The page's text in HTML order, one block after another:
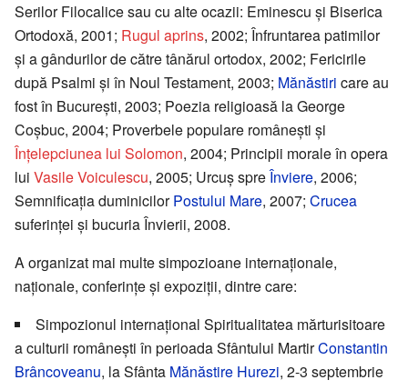
Serilor Filocalice sau cu alte ocazii: Eminescu și Biserica
Ortodoxă, 2001; Rugul aprins, 2002; Înfruntarea patimilor
și a gândurilor de către tânărul ortodox, 2002; Fericirile
după Psalmi și în Noul Testament, 2003; Mănăstiri care au
fost în București, 2003; Poezia religioasă la George
Coșbuc, 2004; Proverbele populare românești și
Înțelepciunea lui Solomon, 2004; Principii morale în opera
lui Vasile Voiculescu, 2005; Urcuș spreÎnviere, 2006;
Semnificația duminicilorPostului Mare, 2007; Crucea
suferinței și bucuria Învierii, 2008.
A organizat mai multe simpozioane internaționale,
naționale, conferințe și expoziții, dintre care:
Simpozionul internațional Spiritualitatea mărturisitoare
a culturii românești în perioada Sfântului MartirConstantin
Brâncoveanu, la Sfânta Mănăstire Hurezi, 2-3 septembrie